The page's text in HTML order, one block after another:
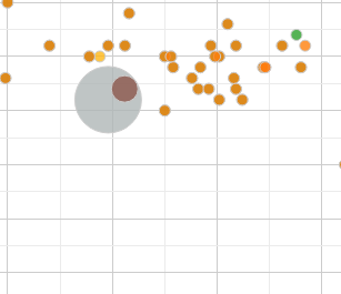
Nederland
Provincie Noord-Brabant